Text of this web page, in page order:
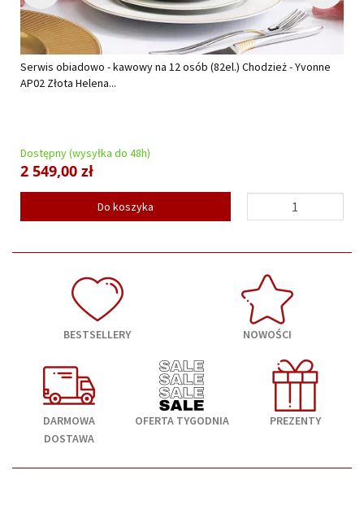
Serwis obiadowo - kawowy na 12 osób (82el.) Chodzież - Yvonne
AP02 Złota Helena...
Dostępny (wysyłka do 48h)
2 549,00 zł
Do koszyka
BESTSELLERY NOWOŚCI
DARMOWA
DOSTAWA
OFERTA TYGODNIA PREZENTY